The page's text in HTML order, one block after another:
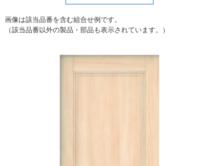
画像は該当品番を含む組合せ例です。
（該当品番以外の製品・部品も表示されています。）